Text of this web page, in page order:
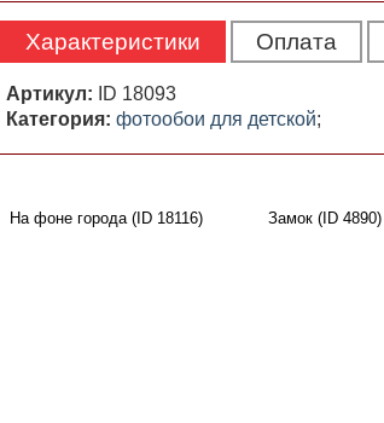
Характеристики Оплата
Артикул:
ID 18093
Категория: фотообои для детской;
На фоне города (ID 18116) Замок (ID 4890)